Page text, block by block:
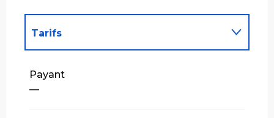
Tarifs
Tarifs 2027
Payant
—